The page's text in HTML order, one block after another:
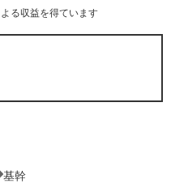
る収益を得ています
基幹